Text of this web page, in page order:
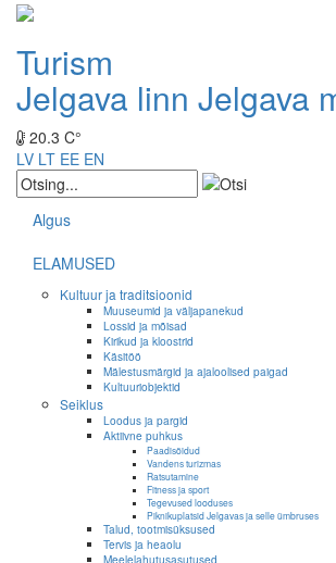
Turism
Jelgava linn Jelgava
20.3 C°
LV LT EE EN
Algus
ELAMUSED
Kultuur ja traditsioonid
Muuseumid ja väljapanekud
Lossid ja mõisad
Kirikud ja kloostrid
Käsitöö
Mälestusmärgid ja ajaloolised paigad
Kultuuriobjektid
Seiklus
Loodus ja pargid
Aktiivne puhkus
Paadisõidud
Vandens turizmas
Ratsutamine
Fitness ja sport
Tegevused looduses
Piknikuplatsid Jelgavas ja selle ümbruses
Talud, tootmisüksused
Tervis ja heaolu
Meelelahutusasutused